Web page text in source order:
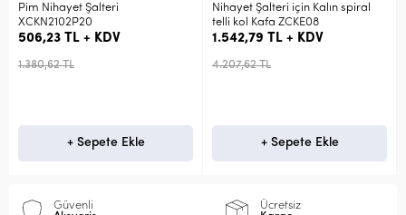
Pim Nihayet Şalteri
XCKN2102P20
506,23 TL + KDV
1.380,62 TL
+ Sepete Ekle
Nihayet Şalteri için Kalın spiral
telli kol Kafa ZCKE08
1.542,79 TL + KDV
4.207,62 TL
+ Sepete Ekle
Güvenli
Ücretsiz